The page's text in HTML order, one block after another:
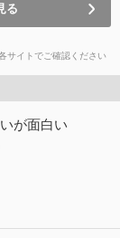
る
サイトでご確認ください
が面白い